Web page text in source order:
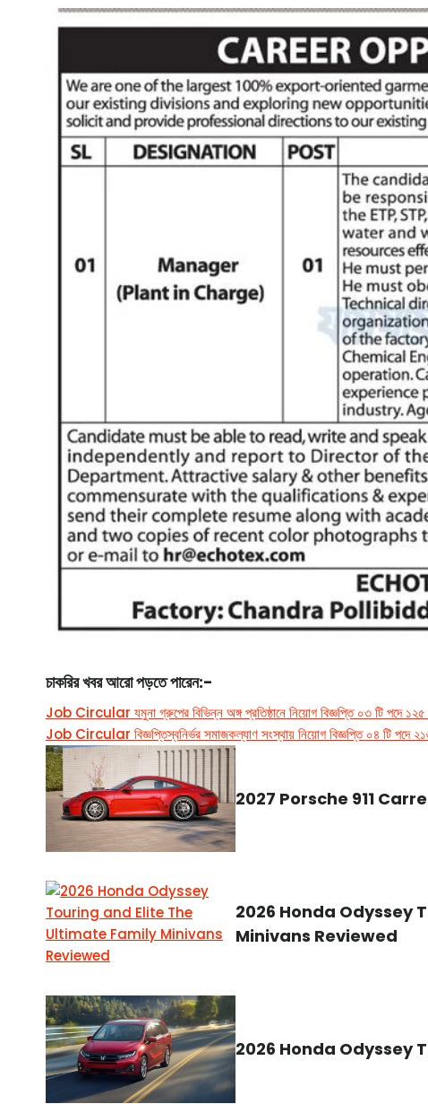
চাকরির খবর আরো পড়তে পারেন:-
Job Circular যমুনা গ্রুপের বিভিন্ন অঙ্গ প্রতিষ্ঠানে নিয়োগ বিজ্ঞপ্তি ০৩ টি পদে
Job Circular বিজ্ঞপ্তিস্বনির্ভর সমাজকল্যাণ সংস্থায় নিয়োগ বিজ্ঞপ্তি ০৪ টি পদে
2027 Porsche 911
2026 Honda Odyssey
Minivans Reviewed
2026 Honda Odyssey